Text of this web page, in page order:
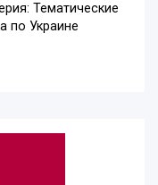
Тематические
по Украине